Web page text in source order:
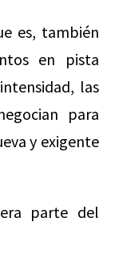
es, también
en pista
las
para
y exigente
parte del